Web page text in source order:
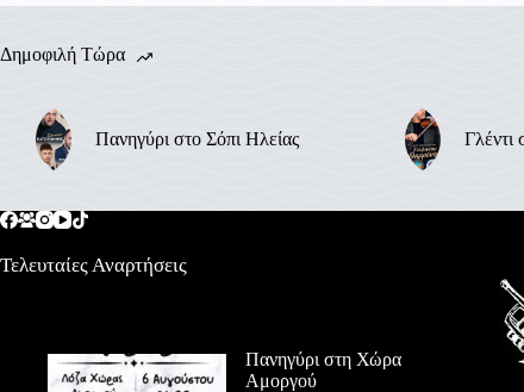
Δημοφιλή Τώρα
Πανηγύρι στο Σόπι Ηλείας Γλέντι
Τελευταίες Αναρτήσεις
Πανηγύρι στη Χώρα
Αμοργού